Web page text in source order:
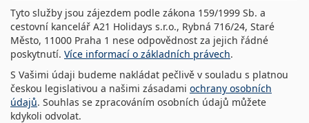
Tyto služby jsou zájezdem podle zákona 159/1999 Sb. a
cestovní kancelář A21 Holidays s.r.o., Rybná 716/24, Staré
Město, 11000 Praha 1 nese odpovědnost za jejich řádné
poskytnutí. Více informací o základních právech.
S Vašimi údaji budeme nakládat pečlivě v souladu s platnou
českou legislativou a našimi zásadami ochrany osobních
údajů. Souhlas se zpracováním osobních údajů můžete
kdykoli odvolat.